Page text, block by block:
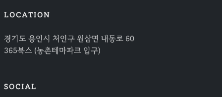
LOCATION
경기도 용인시 처인구 원삼면 내동로 60
365북스 (농촌테마파크 입구)
SOCIAL